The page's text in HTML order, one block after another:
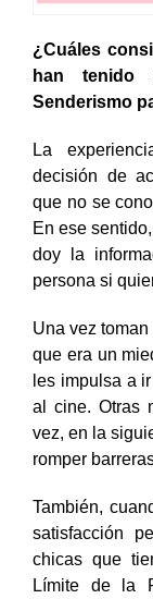
¿Cuáles
han tenido
Senderismo
La
decisión de
que no se
En ese
doy la
persona si
Una vez
que era un
les impulsa a
al cine. Otras
vez, en la
romper
También,
satisfacción
chicas que
Límite de la